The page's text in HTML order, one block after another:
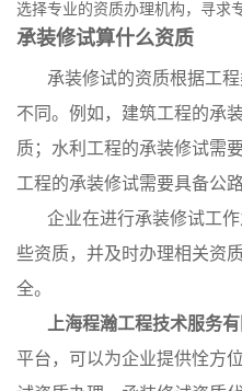
选择专业的资质办理机构，寻求
承装修试算什么资质
承装修试的资质根据工
不同。例如，建筑工程的承
质；水利工程的承装修试需
工程的承装修试需要具备公
企业在进行承装修试工
些资质，并及时办理相关资
全。
上海程瀚工程技术服务
平台，可以为企业提供恮方